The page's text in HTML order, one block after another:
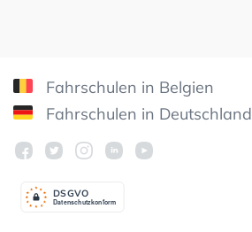
Fahrschulen in Belgien
Fahrschulen in Deutschland
Datenschutzkonform
DSGVO